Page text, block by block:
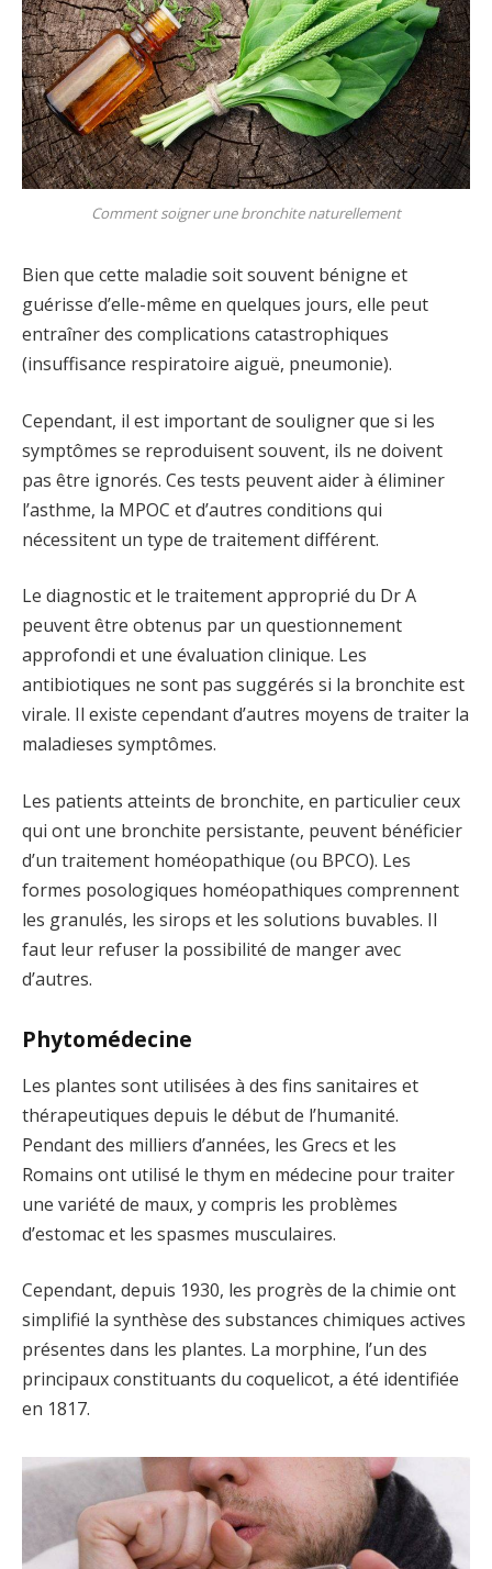
Comment soigner une bronchite naturellement
Bien que cette maladie soit souvent bénigne et
guérisse d’elle-même en quelques jours, elle peut
entraîner des complications catastrophiques
(insuffisance respiratoire aiguë, pneumonie).
Cependant, il est important de souligner que si les
symptômes se reproduisent souvent, ils ne doivent
pas être ignorés. Ces tests peuvent aider à éliminer
l’asthme, la MPOC et d’autres conditions qui
nécessitent un type de traitement différent.
Le diagnostic et le traitement approprié du Dr A
peuvent être obtenus par un questionnement
approfondi et une évaluation clinique. Les
antibiotiques ne sont pas suggérés si la bronchite est
virale. Il existe cependant d’autres moyens de traiter la
maladieses symptômes.
Les patients atteints de bronchite, en particulier ceux
qui ont une bronchite persistante, peuvent bénéficier
d’un traitement homéopathique (ou BPCO). Les
formes posologiques homéopathiques comprennent
les granulés, les sirops et les solutions buvables. Il
faut leur refuser la possibilité de manger avec
d’autres.
Phytomédecine
Les plantes sont utilisées à des fins sanitaires et
thérapeutiques depuis le début de l’humanité.
Pendant des milliers d’années, les Grecs et les
Romains ont utilisé le thym en médecine pour traiter
une variété de maux, y compris les problèmes
d’estomac et les spasmes musculaires.
Cependant, depuis 1930, les progrès de la chimie ont
simplifié la synthèse des substances chimiques actives
présentes dans les plantes. La morphine, l’un des
principaux constituants du coquelicot, a été identifiée
en 1817.